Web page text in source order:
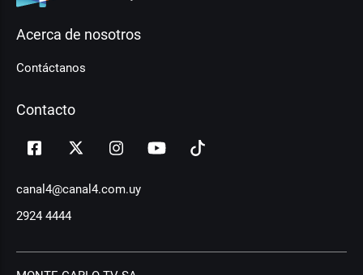
Acerca de nosotros
Contáctanos
Contacto
canal4@canal4.com.uy
2924 4444